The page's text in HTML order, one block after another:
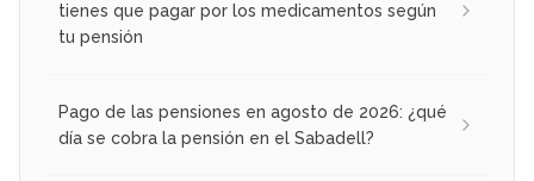
tienes que pagar por los medicamentos según
tu pensión
Pago de las pensiones en agosto de 2026: ¿qué
día se cobra la pensión en el Sabadell?